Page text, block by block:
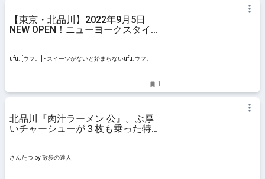
【東京・北品川】2022年9月5日
NEW OPEN！ニューヨークスタイル
ufu. [ウフ。] - スイーツがないと始まらないufu.ウフ。
1
北品川『肉汁ラーメン 公』。ぶ厚
いチャーシューが３枚も乗った特製
さんたつ by 散歩の達人